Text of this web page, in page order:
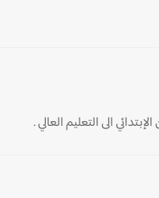
الى التعليم العالي .